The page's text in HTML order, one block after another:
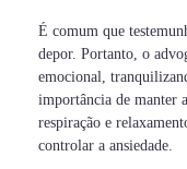
É comum que
depor. Portanto, o
emocional,
importância de manter
respiração e
controlar a ansiedade.